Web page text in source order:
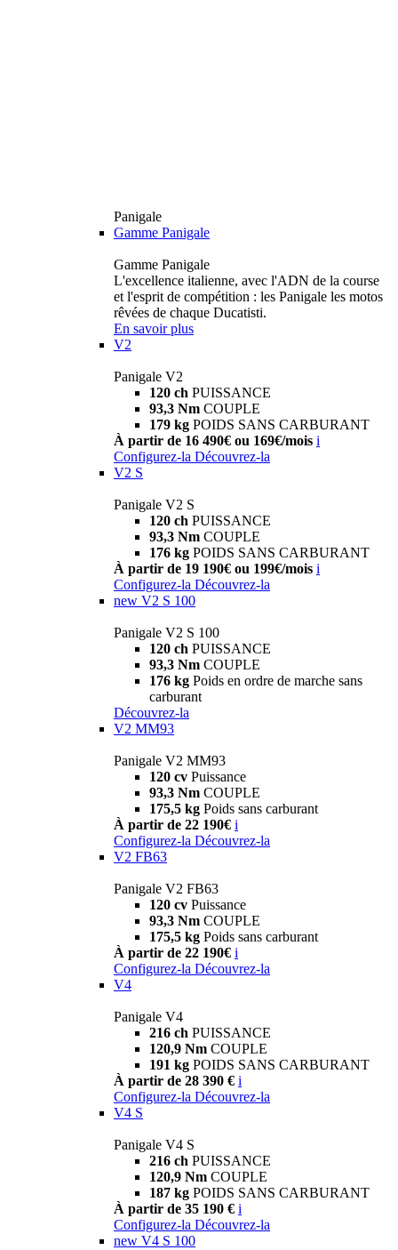
Panigale
Gamme Panigale
Gamme Panigale
L'excellence italienne, avec l'ADN de la course
et l'esprit de compétition : les Panigale les motos
rêvées de chaque Ducatisti.
En savoir plus
V2
Panigale V2
120 ch PUISSANCE
93,3 Nm COUPLE
179 kg POIDS SANS CARBURANT
À partir de 16 490€ ou 169€/mois i
Configurez-la Découvrez-la
V2 S
Panigale V2 S
120 ch PUISSANCE
93,3 Nm COUPLE
176 kg POIDS SANS CARBURANT
À partir de 19 190€ ou 199€/mois i
Configurez-la Découvrez-la
new V2 S 100
Panigale V2 S 100
120 ch PUISSANCE
93,3 Nm COUPLE
176 kg Poids en ordre de marche sans
carburant
Découvrez-la
V2 MM93
Panigale V2 MM93
120 cv Puissance
93,3 Nm COUPLE
175,5 kg Poids sans carburant
À partir de 22 190€ i
Configurez-la Découvrez-la
V2 FB63
Panigale V2 FB63
120 cv Puissance
93,3 Nm COUPLE
175,5 kg Poids sans carburant
À partir de 22 190€ i
Configurez-la Découvrez-la
V4
Panigale V4
216 ch PUISSANCE
120,9 Nm COUPLE
191 kg POIDS SANS CARBURANT
À partir de 28 390 € i
Configurez-la Découvrez-la
V4 S
Panigale V4 S
216 ch PUISSANCE
120,9 Nm COUPLE
187 kg POIDS SANS CARBURANT
À partir de 35 190 € i
Configurez-la Découvrez-la
new V4 S 100